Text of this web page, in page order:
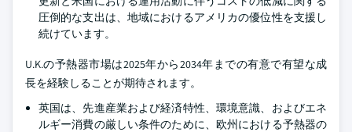
圧倒的な支出は、地域におけるアメリカの優位性を支援し
続けています。
U.K.の予熱器市場は2025年から2034年までの有意で有望な成
長を経験しることが期待されます。
英国は、先進産業および経済特性、環境意識、およびエネ
ルギー消費の厳しい条件のために、欧州における予熱器の